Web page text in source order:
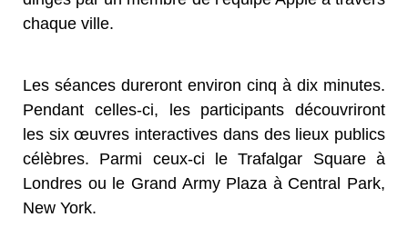
chaque ville.
Les séances dureront environ cinq à dix minutes.
Pendant celles-ci, les participants découvriront
les six œuvres interactives dans des lieux publics
célèbres. Parmi ceux-ci le Trafalgar Square à
Londres ou le Grand Army Plaza à Central Park,
New York.